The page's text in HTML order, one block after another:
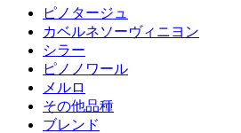
ピノタージュ
カベルネソーヴィニヨン
シラー
ピノノワール
メルロ
その他品種
ブレンド